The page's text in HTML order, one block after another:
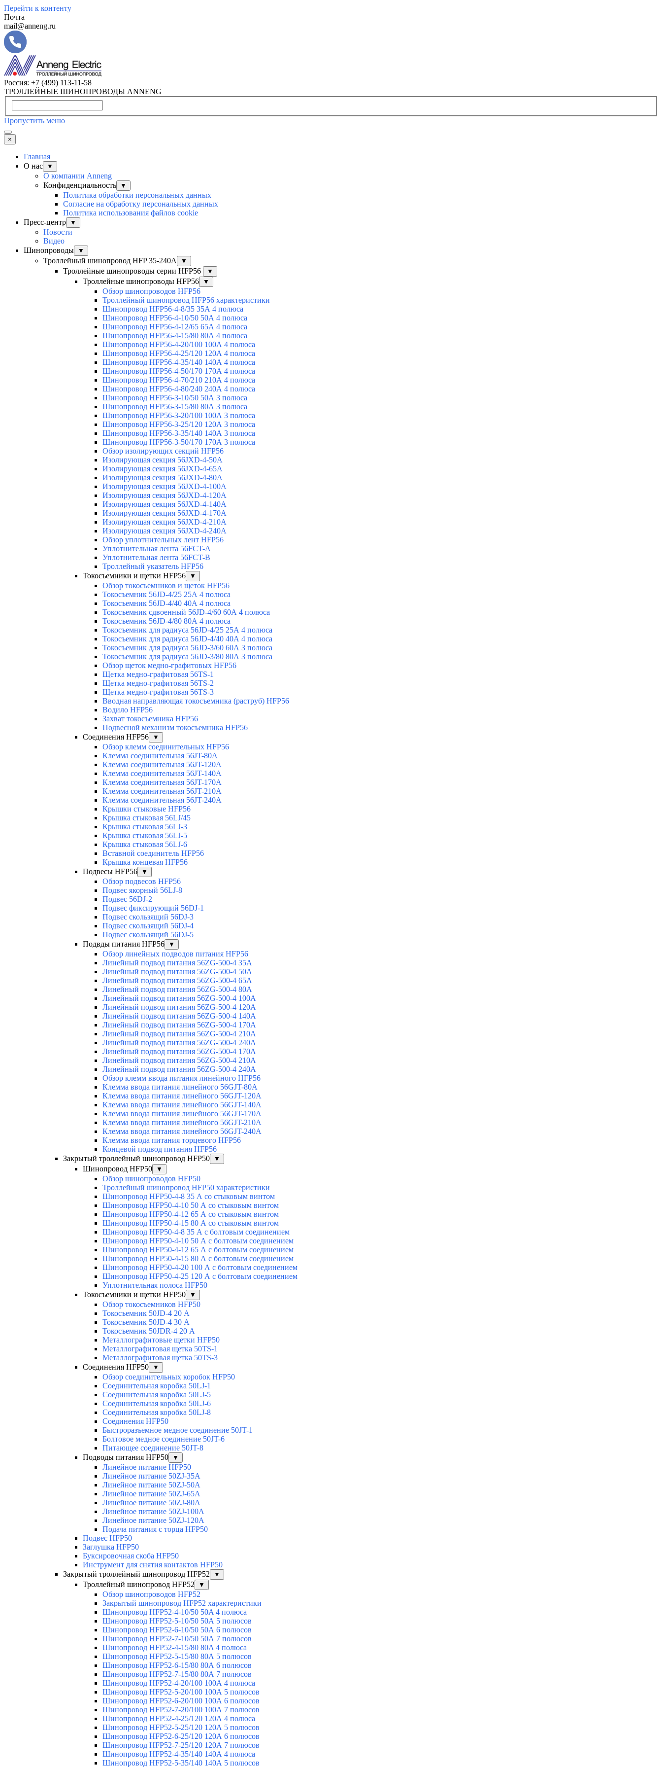
Перейти к контенту
Почта
mail@anneng.ru
Россия: +7 (499) 113-11-58
ТРОЛЛЕЙНЫЕ ШИНОПРОВОДЫ ANNENG
Пропустить меню
×
Главная
О нас
▼
О компании Anneng
Конфиденциальность
▼
Политика обработки персональных данных
Согласие на обработку персональных данных
Политика использования файлов cookie
Пресс-центр
▼
Новости
Видео
Шинопроводы
▼
Троллейный шинопровод HFP 35-240А ▼
Троллейные шинопроводы серии HFP56 ▼
Троллейные шинопроводы HFP56 ▼
Обзор шинопроводов HFP56
Троллейный шинопровод HFP56 характеристики
Шинопровод HFP56-4-8/35 35А 4 полюса
Шинопровод HFP56-4-10/50 50А 4 полюса
Шинопровод HFP56-4-12/65 65А 4 полюса
Шинопровод HFP56-4-15/80 80А 4 полюса
Шинопровод HFP56-4-20/100 100А 4 полюса
Шинопровод HFP56-4-25/120 120А 4 полюса
Шинопровод HFP56-4-35/140 140А 4 полюса
Шинопровод HFP56-4-50/170 170А 4 полюса
Шинопровод HFP56-4-70/210 210А 4 полюса
Шинопровод HFP56-4-80/240 240А 4 полюса
Шинопровод HFP56-3-10/50 50А 3 полюса
Шинопровод HFP56-3-15/80 80А 3 полюса
Шинопровод HFP56-3-20/100 100А 3 полюса
Шинопровод HFP56-3-25/120 120А 3 полюса
Шинопровод HFP56-3-35/140 140А 3 полюса
Шинопровод HFP56-3-50/170 170А 3 полюса
Обзор изолирующих секций HFP56
Изолирующая секция 56JXD-4-50A
Изолирующая секция 56JXD-4-65A
Изолирующая секция 56JXD-4-80A
Изолирующая секция 56JXD-4-100A
Изолирующая секция 56JXD-4-120A
Изолирующая секция 56JXD-4-140A
Изолирующая секция 56JXD-4-170A
Изолирующая секция 56JXD-4-210A
Изолирующая секция 56JXD-4-240A
Обзор уплотнительных лент HFP56
Уплотнительная лента 56FCT-A
Уплотнительная лента 56FCT-B
Троллейный указатель HFP56
Токосъемники и щетки HFP56
▼
Обзор токосъемников и щеток HFP56
Токосъемник 56JD-4/25 25А 4 полюса
Токосъемник 56JD-4/40 40А 4 полюса
Токосъемник сдвоенный 56JD-4/60 60А 4 полюса
Токосъемник 56JD-4/80 80А 4 полюса
Токосъемник для радиуса 56JD-4/25 25А 4 полюса
Токосъемник для радиуса 56JD-4/40 40А 4 полюса
Токосъемник для радиуса 56JD-3/60 60А 3 полюса
Токосъемник для радиуса 56JD-3/80 80А 3 полюса
Обзор щеток медно-графитовых HFP56
Щетка медно-графитовая 56TS-1
Щетка медно-графитовая 56TS-2
Щетка медно-графитовая 56TS-3
Вводная направляющая токосъемника (раструб) HFP56
Водило HFP56
Захват токосъемника HFP56
Подвесной механизм токосъемника HFP56
Соединения HFP56
▼
Обзор клемм соединительных HFP56
Клемма соединительная 56JT-80A
Клемма соединительная 56JT-120A
Клемма соединительная 56JT-140A
Клемма соединительная 56JT-170A
Клемма соединительная 56JT-210A
Клемма соединительная 56JT-240A
Крышки стыковые HFP56
Крышка стыковая 56LJ/45
Крышка стыковая 56LJ-3
Крышка стыковая 56LJ-5
Крышка стыковая 56LJ-6
Вставной соединитель HFP56
Крышка концевая HFP56
Подвесы HFP56
▼
Обзор подвесов HFP56
Подвес якорный 56LJ-8
Подвес 56DJ-2
Подвес фиксирующий 56DJ-1
Подвес скользящий 56DJ-3
Подвес скользящий 56DJ-4
Подвес скользящий 56DJ-5
Подвды питания HFP56
▼
Обзор линейных подводов питания HFP56
Линейный подвод питания 56ZG-500-4 35A
Линейный подвод питания 56ZG-500-4 50A
Линейный подвод питания 56ZG-500-4 65A
Линейный подвод питания 56ZG-500-4 80A
Линейный подвод питания 56ZG-500-4 100A
Линейный подвод питания 56ZG-500-4 120A
Линейный подвод питания 56ZG-500-4 140A
Линейный подвод питания 56ZG-500-4 170A
Линейный подвод питания 56ZG-500-4 210A
Линейный подвод питания 56ZG-500-4 240A
Линейный подвод питания 56ZG-500-4 170A
Линейный подвод питания 56ZG-500-4 210A
Линейный подвод питания 56ZG-500-4 240A
Обзор клемм ввода питания линейного HFP56
Клемма ввода питания линейного 56GJT-80A
Клемма ввода питания линейного 56GJT-120A
Клемма ввода питания линейного 56GJT-140A
Клемма ввода питания линейного 56GJT-170A
Клемма ввода питания линейного 56GJT-210A
Клемма ввода питания линейного 56GJT-240A
Клемма ввода питания торцевого HFP56
Концевой подвод питания HFP56
Закрытый троллейный шинопровод HFP50
▼
Шинопровод HFP50 ▼
Обзор шинопроводов HFP50
Троллейный шинопровод HFP50 характеристики
Шинопровод HFP50-4-8 35 А со стыковым винтом
Шинопровод HFP50-4-10 50 А со стыковым винтом
Шинопровод HFP50-4-12 65 А со стыковым винтом
Шинопровод HFP50-4-15 80 А со стыковым винтом
Шинопровод HFP50-4-8 35 А с болтовым соединением
Шинопровод HFP50-4-10 50 А с болтовым соединением
Шинопровод HFP50-4-12 65 А с болтовым соединением
Шинопровод HFP50-4-15 80 А с болтовым соединением
Шинопровод HFP50-4-20 100 А с болтовым соединением
Шинопровод HFP50-4-25 120 А с болтовым соединением
Уплотнительная полоса HFP50
Токосъемники и щетки HFP50
▼
Обзор токосъемников HFP50
Токосъемник 50JD-4 20 А
Токосъемник 50JD-4 30 А
Токосъемник 50JDR-4 20 А
Металлографитовые щетки HFP50
Металлографитовая щетка 50TS-1
Металлографитовая щетка 50TS-3
Соединения HFP50
▼
Обзор соединительных коробок HFP50
Соединительная коробка 50LJ-1
Соединительная коробка 50LJ-5
Соединительная коробка 50LJ-6
Соединительная коробка 50LJ-8
Соединения HFP50
Быстроразъемное медное соединение 50JT-1
Болтовое медное соединение 50JT-6
Питающее соединение 50JT-8
Подводы питания HFP50
▼
Линейное питание HFP50
Линейное питание 50ZJ-35A
Линейное питание 50ZJ-50A
Линейное питание 50ZJ-65A
Линейное питание 50ZJ-80A
Линейное питание 50ZJ-100A
Линейное питание 50ZJ-120A
Подача питания с торца HFP50
Подвес HFP50
Заглушка HFP50
Буксировочная скоба HFP50
Инструмент для снятия контактов HFP50
Закрытый троллейный шинопровод HFP52
▼
Троллейный шинопровод HFP52 ▼
Обзор шинопроводов HFP52
Закрытый шинопровод HFP52 характеристики
Шинопровод HFP52-4-10/50 50A 4 полюса
Шинопровод HFP52-5-10/50 50А 5 полюсов
Шинопровод HFP52-6-10/50 50А 6 полюсов
Шинопровод HFP52-7-10/50 50А 7 полюсов
Шинопровод HFP52-4-15/80 80A 4 полюса
Шинопровод HFP52-5-15/80 80А 5 полюсов
Шинопровод HFP52-6-15/80 80А 6 полюсов
Шинопровод HFP52-7-15/80 80А 7 полюсов
Шинопровод HFP52-4-20/100 100А 4 полюса
Шинопровод HFP52-5-20/100 100А 5 полюсов
Шинопровод HFP52-6-20/100 100А 6 полюсов
Шинопровод HFP52-7-20/100 100А 7 полюсов
Шинопровод HFP52-4-25/120 120А 4 полюса
Шинопровод HFP52-5-25/120 120А 5 полюсов
Шинопровод HFP52-6-25/120 120А 6 полюсов
Шинопровод HFP52-7-25/120 120А 7 полюсов
Шинопровод HFP52-4-35/140 140А 4 полюса
Шинопровод HFP52-5-35/140 140А 5 полюсов